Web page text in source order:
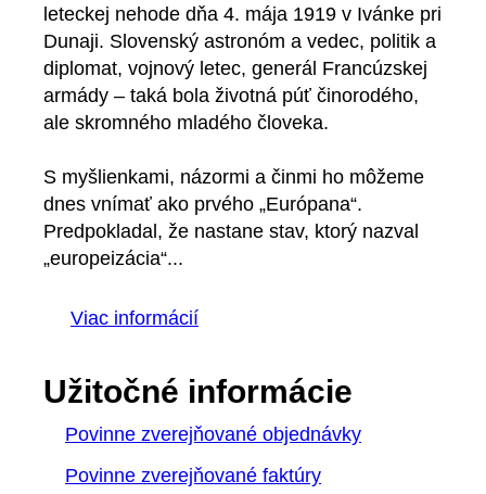
leteckej nehode dňa 4. mája 1919 v Ivánke pri
Dunaji. Slovenský astronóm a vedec, politik a
diplomat, vojnový letec, generál Francúzskej
armády – taká bola životná púť činorodého,
ale skromného mladého človeka.
S myšlienkami, názormi a činmi ho môžeme
dnes vnímať ako prvého „Európana“.
Predpokladal, že nastane stav, ktorý nazval
„europeizácia“...
Viac informácií
Užitočné informácie
Povinne zverejňované objednávky
Povinne zverejňované faktúry